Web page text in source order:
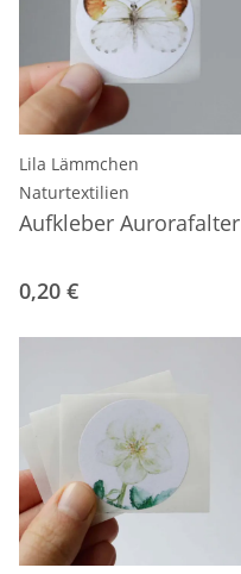
Lila Lämmchen
Naturtextilien
Aufkleber Aurorafalter
0,20 €